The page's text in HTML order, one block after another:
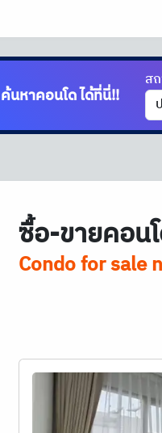
ค้นหาคอนโด
ส
ซื้อ-ขายคอน
Condo for sale